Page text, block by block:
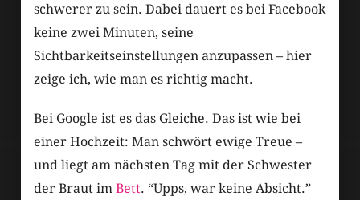
schwerer zu sein. Dabei dauert es bei Facebook
keine zwei Minuten, seine
Sichtbarkeitseinstellungen anzupassen – hier
zeige ich, wie man es richtig macht.
Bei Google ist es das Gleiche. Das ist wie bei
einer Hochzeit: Man schwört ewige Treue –
und liegt am nächsten Tag mit der Schwester
der Braut im Bett. “Upps, war keine Absicht.”